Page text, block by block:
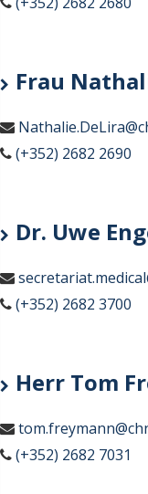
Frau
(+352) 2682 2690
Dr. Uwe
(+352) 2682 3700
Herr Tom
(+352) 2682 7031